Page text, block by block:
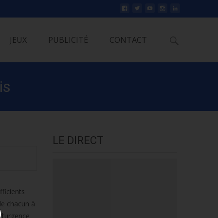
JEUX PUBLICITÉ CONTACT
chacun à
LE DIRECT